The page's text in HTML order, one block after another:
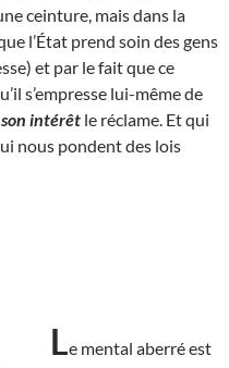
ceinture, mais dans la
l’État prend soin des gens
et par le fait que ce
s’empresse lui-même de
son intérêt le réclame. Et qui
nous pondent des lois
Le mental aberré est